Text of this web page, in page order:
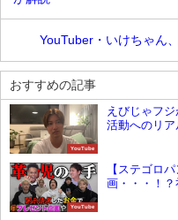
YouTuber・いけちゃん
おすすめの記事
YouTube
えびじゃフ
活動へのリア
YouTube
【ステゴロ
画・・・！